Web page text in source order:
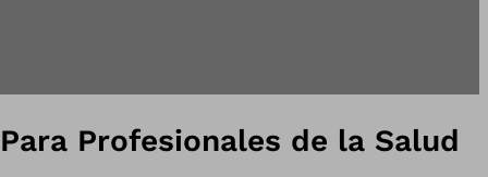
Para Profesionales de la Salud